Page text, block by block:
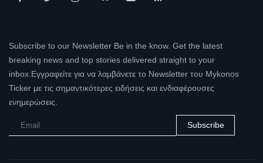
Subscribe to our Newsletter Be in the know. Get the latest
breaking news and top stories delivered straight to your
inbox.Εγγραφείτε για να λαμβάνετε το Newsletter του Mykonos
Ticker με τις σημαντικότερες ειδήσεις και ενδιαφέρουσες
ενημερώσεις.
Subscribe